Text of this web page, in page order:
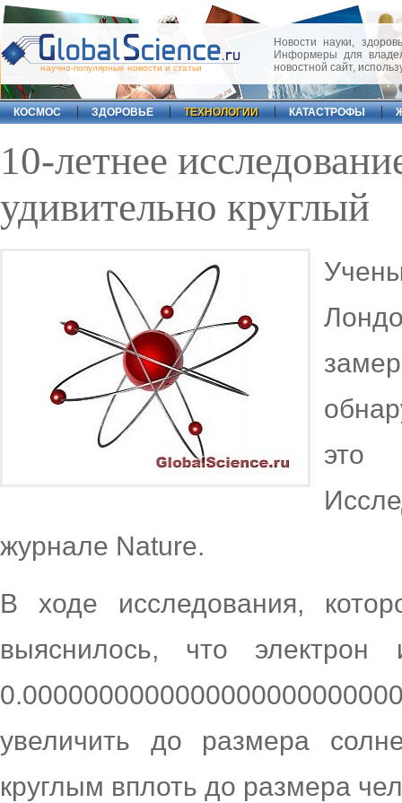
научно-популярные новости и статьи
Новости науки,
Информеры для
новостной сайт,
КОСМОС ЗДОРОВЬЕ ТЕХНОЛОГИИ КАТАСТРОФЫ
10-летнее
удивительно круглый
это
журнале Nature.
В ходе исследования,
выяснилось, что
увеличить до размера
круглым вплоть до размера